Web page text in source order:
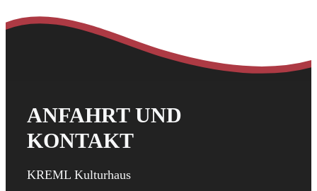
ANFAHRT UND
KONTAKT
KREML Kulturhaus